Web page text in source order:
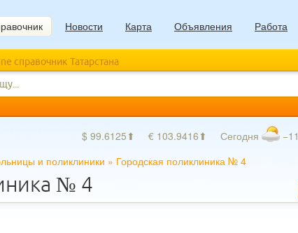
Новости Карта Объявления Работа
справочник Татарстана
$ 99.6125⬆ € 103.9416⬆ Сегодня −11
и поликлиники » Городская поликлиника № 4
№ 4